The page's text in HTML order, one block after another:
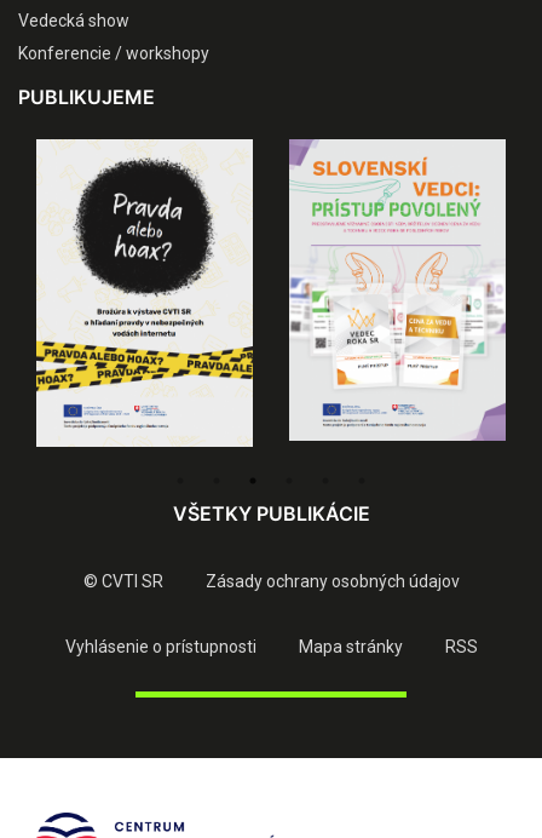
Vedecká show
Konferencie / workshopy
PUBLIKUJEME
VŠETKY PUBLIKÁCIE
© CVTI SR Zásady ochrany osobných údajov
Vyhlásenie o prístupnosti Mapa stránky RSS